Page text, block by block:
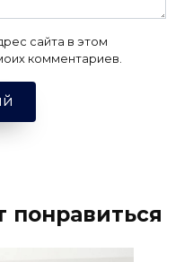
сайта в этом
комментариев.